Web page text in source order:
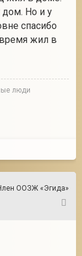
дом. Но и у
спасибо
жил в
люди
ООЗЖ «Эгида»